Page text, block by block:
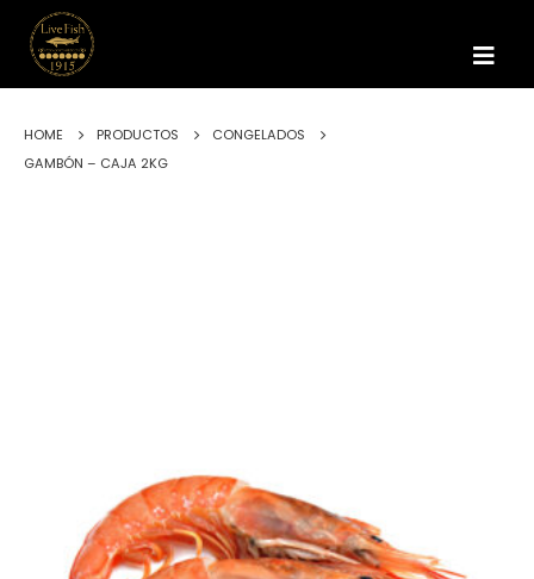
HOME PRODUCTOS
CONGELADOS
GAMBÓN – CAJA 2KG